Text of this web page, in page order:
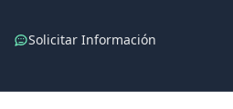
Solicitar Información